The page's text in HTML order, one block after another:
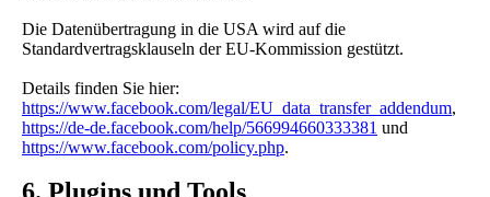
Die Datenübertragung in die USA wird auf die
Standardvertragsklauseln der EU-Kommission gestützt.
Details finden Sie hier:
https://www.facebook.com/legal/EU_data_transfer_addendum,
https://de-de.facebook.com/help/566994660333381 und
https://www.facebook.com/policy.php.